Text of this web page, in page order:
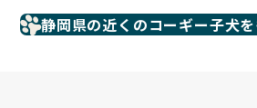
静岡県の近くのコーギー子犬